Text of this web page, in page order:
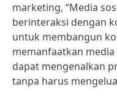
marketing, “Media
berinteraksi dengan
untuk membangun
memanfaatkan
dapat mengenalkan
tanpa harus